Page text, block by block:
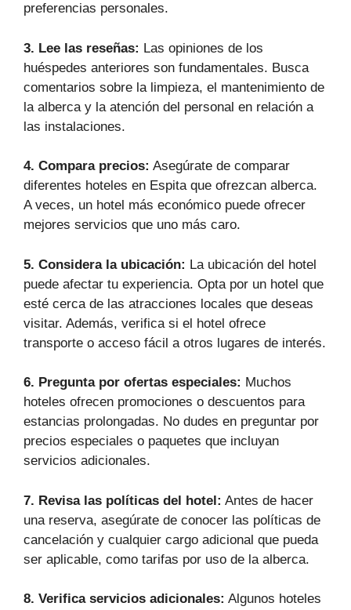
preferencias personales.
3. Lee las reseñas: Las opiniones de los
huéspedes anteriores son fundamentales. Busca
comentarios sobre la limpieza, el mantenimiento de
la alberca y la atención del personal en relación a
las instalaciones.
4. Compara precios: Asegúrate de comparar
diferentes hoteles en Espita que ofrezcan alberca.
A veces, un hotel más económico puede ofrecer
mejores servicios que uno más caro.
5. Considera la ubicación: La ubicación del hotel
puede afectar tu experiencia. Opta por un hotel que
esté cerca de las atracciones locales que deseas
visitar. Además, verifica si el hotel ofrece
transporte o acceso fácil a otros lugares de interés.
6. Pregunta por ofertas especiales: Muchos
hoteles ofrecen promociones o descuentos para
estancias prolongadas. No dudes en preguntar por
precios especiales o paquetes que incluyan
servicios adicionales.
7. Revisa las políticas del hotel: Antes de hacer
una reserva, asegúrate de conocer las políticas de
cancelación y cualquier cargo adicional que pueda
ser aplicable, como tarifas por uso de la alberca.
8. Verifica servicios adicionales: Algunos hoteles